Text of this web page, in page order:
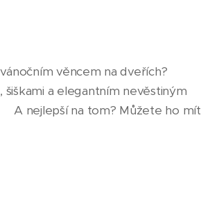
věncem na dveřích? 🎄✨
a elegantním nevěstiným
A nejlepší na tom? Můžete ho mít